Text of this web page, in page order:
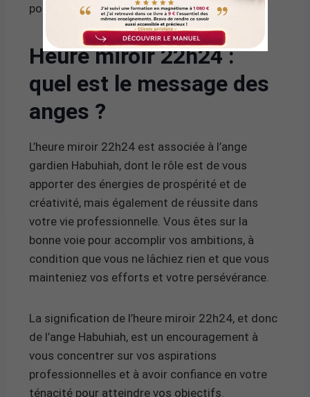
pour atteindre ces objectifs.
Heure miroir 22h24 :
quel est le message des
anges ?
L’heure miroir 22h24 est associée à l’ange
gardien Habuhiah, dont le rôle est de vous
apporter des énergies de prospérité et de
créativité, mais également de réussite dans
votre vie professionnelle. Vous êtes sur la
bonne voie pour accomplir vos ambitions, à
condition que vous ne lâchiez rien et que vous
mainteniez vos efforts et votre persévérance.
La signification de l’heure miroir 22h24, et donc
de l’ange Habuhiah, est un encouragement à
vous concentrer sur vos aspirations
professionnelles et à avoir confiance en votre
ténacité pour atteindre vos objectifs.